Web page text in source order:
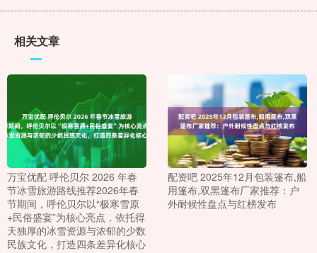
相关文章
万宝优配 呼伦贝尔 2026 年春
节冰雪旅游路线推荐2026年春
节期间，呼伦贝尔以“极寒雪原
+民俗盛宴”为核心亮点，依托得
天独厚的冰雪资源与浓郁的少数
民族文化，打造四条差异化核心
配资吧 2025年12月包装篷布,船
用篷布,双黑篷布厂家推荐：户
外耐候性盘点与红榜发布